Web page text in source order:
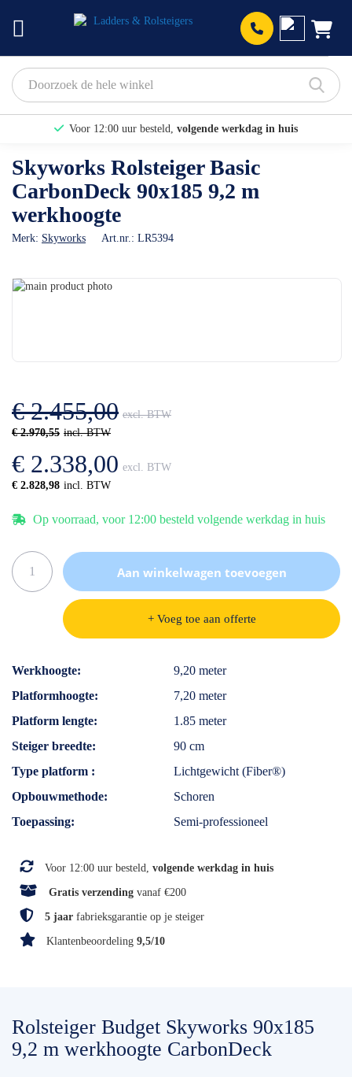
Voor 12:00 uur besteld, volgende werkdag in huis
Bekijk hier onze Actiepagina
Binnen 1 dag een gratis offerte
Skyworks Rolsteiger Basic
CarbonDeck 90x185 9,2 m
werkhoogte
Merk: Skyworks Art.nr.: LR5394
Ga
gallerij
€ 2.970,55
€ 2.455,00
€ 2.828,98
€ 2.338,00
Op voorraad, voor 12:00 besteld volgende werkdag in huis
Aan winkelwagen toevoegen
+ Voeg toe aan offerte
Specificaties
Werkhoogte
9,20 meter
Platformhoogte
7,20 meter
Platform lengte
1.85 meter
Steiger breedte
90 cm
Type platform
Lichtgewicht (Fiber®)
Opbouwmethode
Schoren
Toepassing
Semi-professioneel
Voor 12:00 uur besteld, volgende werkdag in huis
Gratis verzending vanaf €200
5 jaar fabrieksgarantie op je steiger
Klantenbeoordeling 9,5/10
Rolsteiger Budget Skyworks 90x185
9,2 m werkhoogte CarbonDeck